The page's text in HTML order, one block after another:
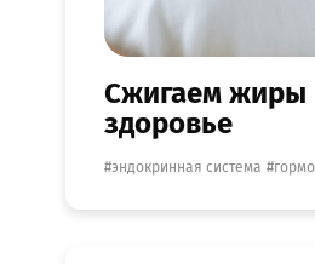
Сжигаем жиры
здоровье
эндокринная система